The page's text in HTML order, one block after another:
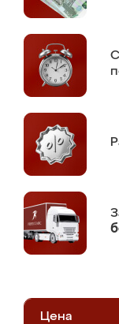
Цена